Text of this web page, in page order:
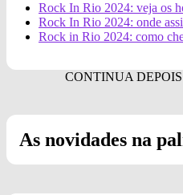
Rock In Rio 2024: veja os
Rock In Rio 2024: onde
Rock in Rio 2024: como
As novidades na